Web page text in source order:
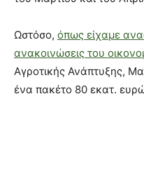
Ωστόσο, όπως είχαμε
ανακοινώσεις του
Αγροτικής Ανάπτυξης,
ένα πακέτο 80 εκατ.